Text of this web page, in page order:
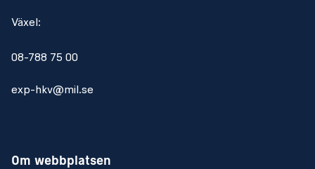
Växel:
08-788 75 00
exp-hkv@mil.se
Om webbplatsen